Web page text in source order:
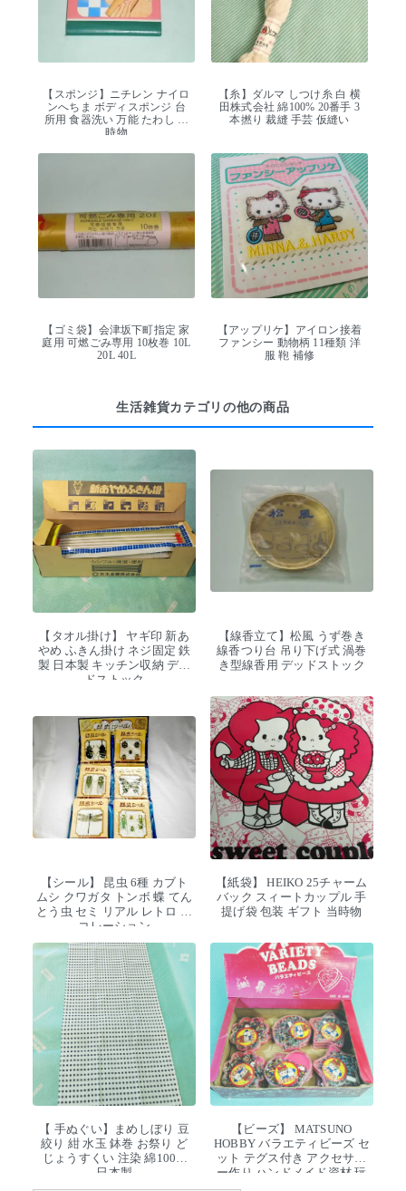
【スポンジ】ニチレン ナイロ
ンへちま ボディスポンジ 台
所用 食器洗い 万能 たわし 当
時物
【糸】ダルマ しつけ糸 白 横
田株式会社 綿100% 20番手 3
本撚り 裁縫 手芸 仮縫い
【ゴミ袋】会津坂下町指定 家
庭用 可燃ごみ専用 10枚巻 10L
20L 40L
【アップリケ】アイロン接着
ファンシー 動物柄 11種類 洋
服 鞄 補修
生活雑貨カテゴリの他の商品
【タオル掛け】 ヤギ印 新あ
やめ ふきん掛け ネジ固定 鉄
製 日本製 キッチン収納 デッ
ドストック
【線香立て】松風 うず巻き
線香つり台 吊り下げ式 渦巻
き型線香用 デッドストック
【シール】 昆虫 6種 カブト
ムシ クワガタ トンボ 蝶 てん
とう虫 セミ リアル レトロ デ
コレーション
【紙袋】 HEIKO 25チャーム
バック スィートカップル 手
提げ袋 包装 ギフト 当時物
【 手ぬぐい】まめしぼり 豆
絞り 紺 水玉 鉢巻 お祭り ど
じょうすくい 注染 綿100%
日本製
【ビーズ】 MATSUNO
HOBBY バラエティビーズ セ
ット テグス付き アクセサリ
ー作り ハンドメイド資材 玩